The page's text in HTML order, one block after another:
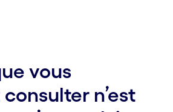
vous
n’est